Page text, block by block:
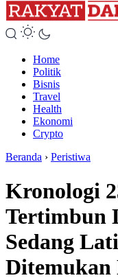
Home
Politik
Bisnis
Travel
Health
Ekonomi
Crypto
Beranda › Peristiwa
Kronologi
Tertimbun
Sedang
Ditemukan